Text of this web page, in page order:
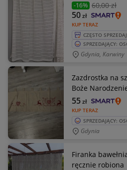
-16% 60,00 zł
KUP TERAZ
50zł
CZĘSTO
SPRZEDAJĄCY:
Gdynia, Karwiny
Zazdrostka na
Boże
KUP TERAZ
55zł
SPRZEDAJĄCY:
Gdynia
Firanka
ręcznie robiona